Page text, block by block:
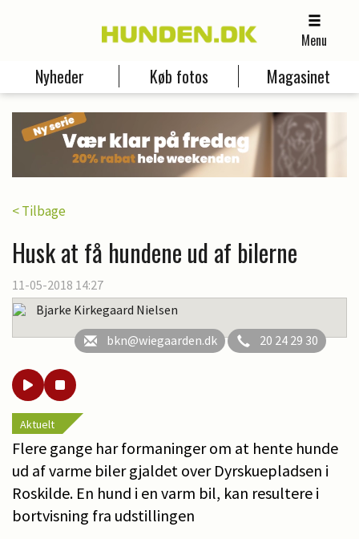
Menu
Nyheder Køb fotos Magasinet
< Tilbage
Husk at få hundene ud af bilerne
11-05-2018 14:27
Bjarke Kirkegaard Nielsen
bkn@wiegaarden.dk
20 24 29 30
Aktuelt
Flere gange har formaninger om at hente hunde
ud af varme biler gjaldet over Dyrskuepladsen i
Roskilde. En hund i en varm bil, kan resultere i
bortvisning fra udstillingen